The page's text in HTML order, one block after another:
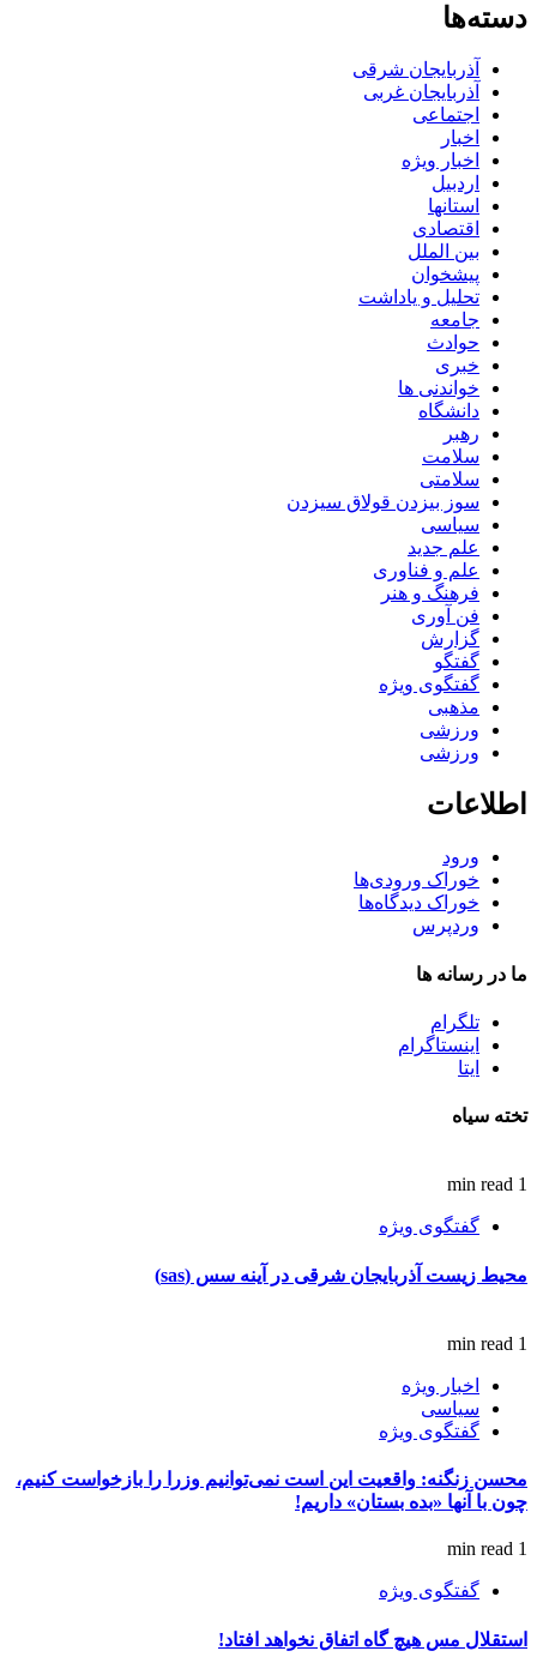
دسته‌ها
آذربایجان شرقی
آذربایجان غربی
اجتماعی
اخبار
اخبار ویژه
اردبیل
استانها
اقتصادی
بین الملل
پیشخوان
تحلیل و یاداشت
جامعه
حوادث
خبری
خواندنی ها
دانشگاه
رهبر
سلامت
سلامتی
سوز بیزدن قولاق سیزدن
سیاسی
علم جدید
علم و فناوری
فرهنگ و هنر
فن آوری
گزارش
گفتگو
گفتگوی ویژه
مذهبی
ورزشی
ورزشی
اطلاعات
ورود
خوراک ورودی‌ها
خوراک دیدگاه‌ها
وردپرس
ما در رسانه ها
تلگرام
اینستاگرام
ایتا
تخته سیاه
1 min read
گفتگوی ویژه
محیط زیست آذربایجان شرقی در آینه سس (sas)
1 min read
اخبار ویژه
سیاسی
گفتگوی ویژه
محسن زنگنه: واقعیت این است نمی‌توانیم وزرا را بازخواست کنیم،
چون با آنها «بده بستان» داریم!
1 min read
گفتگوی ویژه
استقلال مس هیچ گاه اتفاق نخواهد افتاد!